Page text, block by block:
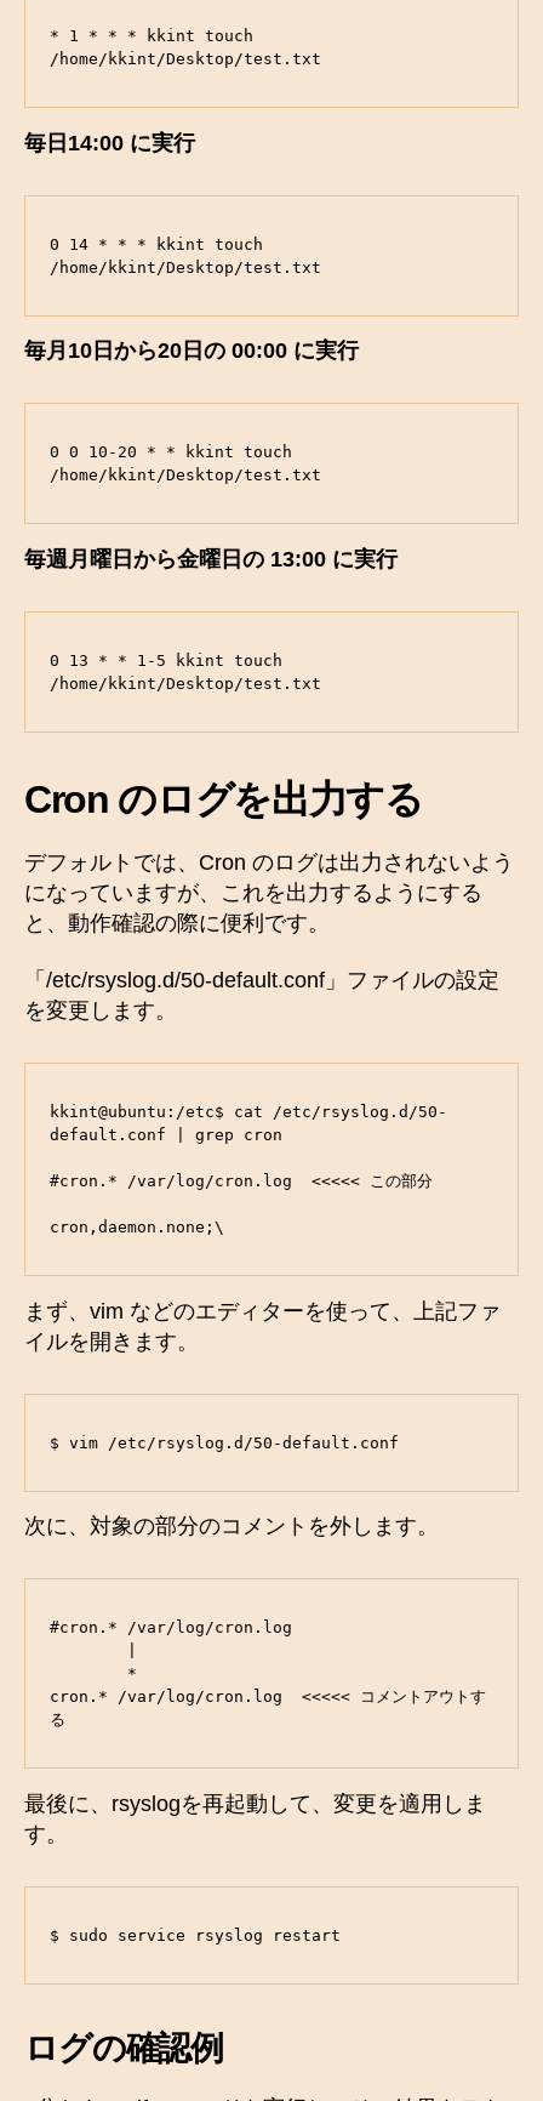
* 1 * * * kkint touch
/home/kkint/Desktop/test.txt
毎日14:00 に実行
0 14 * * * kkint touch
/home/kkint/Desktop/test.txt
毎月10日から20日の 00:00 に実行
0 0 10-20 * * kkint touch
/home/kkint/Desktop/test.txt
毎週月曜日から金曜日の 13:00 に実行
0 13 * * 1-5 kkint touch
/home/kkint/Desktop/test.txt
Cron のログを出力する
デフォルトでは、Cron のログは出力されないよう
になっていますが、これを出力するようにする
と、動作確認の際に便利です。
「/etc/rsyslog.d/50-default.conf」ファイルの設定
を変更します。
kkint@ubuntu:/etc$ cat /etc/rsyslog.d/50-
default.conf | grep cron
#cron.* /var/log/cron.log  <<<<< この部分
cron,daemon.none;\
まず、vim などのエディターを使って、上記ファ
イルを開きます。
$ vim /etc/rsyslog.d/50-default.conf
次に、対象の部分のコメントを外します。
#cron.* /var/log/cron.log
cron.* /var/log/cron.log  <<<<< コメントアウトす
る
最後に、rsyslogを再起動して、変更を適用しま
す。
$ sudo service rsyslog restart
ログの確認例